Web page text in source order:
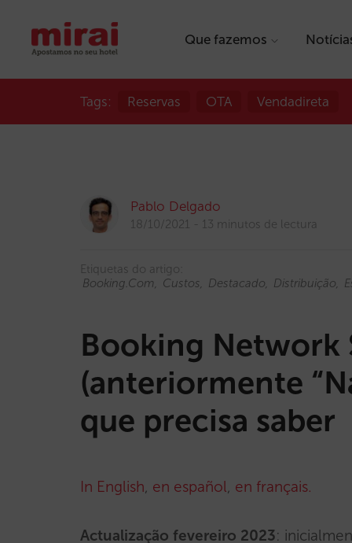
Que fazemos
Tags: Reservas OTA Vendadireta
Pablo Delgado
18/10/2021 13 minutos de lectura
Etiquetas do artigo:
Booking.com
Custos Destacado Distribuição
Booking Network
(anteriormente
que precisa saber
In English, en español, en français.
Actualização fevereiro 2023: